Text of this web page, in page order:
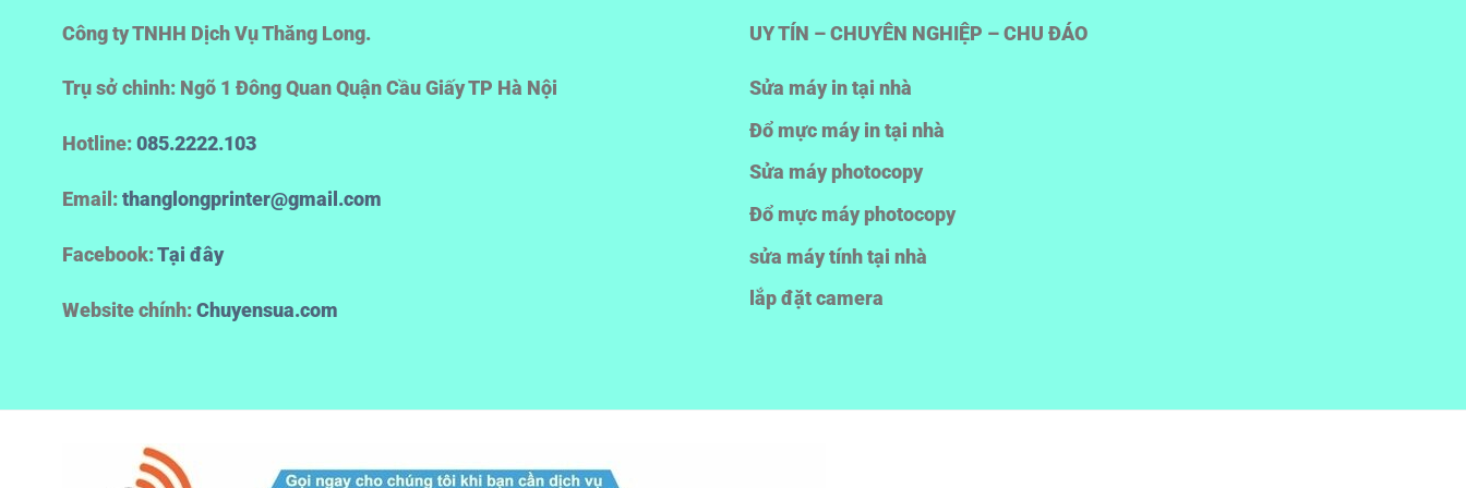
Công ty TNHH Dịch Vụ Thăng Long.
Trụ sở chinh: Ngõ 1 Đông Quan Quận Cầu Giấy TP Hà Nội
Hotline: 085.2222.103
Email: thanglongprinter@gmail.com
Facebook:Tại đây
Website chính: Chuyensua.com
UY TÍN – CHUYÊN NGHIỆP – CHU ĐÁO
Sửa máy in tại nhà
Đổ mực máy in tại nhà
Sửa máy photocopy
Đổ mực máy photocopy
sửa máy tính tại nhà
lắp đặt camera